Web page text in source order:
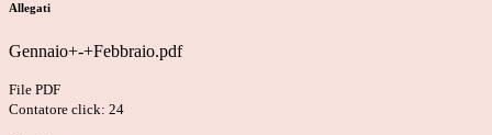
Allegati
Gennaio+-+Febbraio.pdf
File PDF
Contatore click: 24